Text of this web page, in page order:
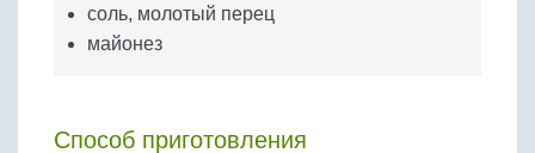
соль, молотый перец
майонез
Способ приготовления